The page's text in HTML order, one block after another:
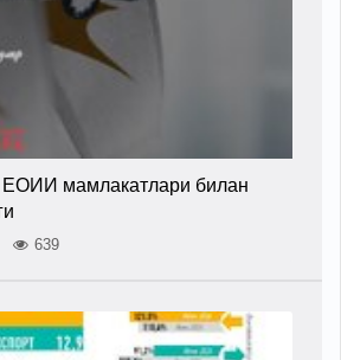
ЕОИИ мамлакатлари билан
639